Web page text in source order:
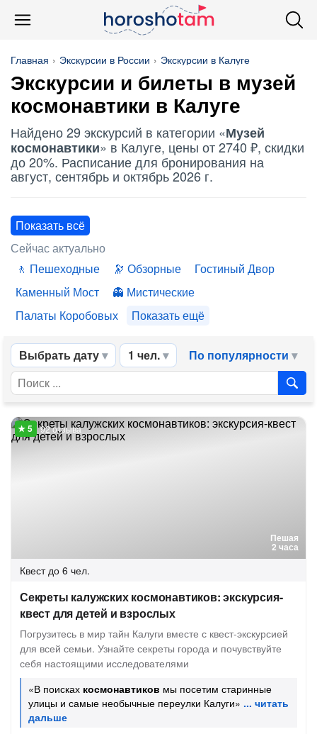
Главная Экскурсии в России Экскурсии в Калуге
Экскурсии и билеты в музей
космонавтики в Калуге
Найдено 29 экскурсий в категории «Музей
космонавтики» в Калуге, цены от 2740 ₽, скидки
до 20%. Расписание для бронирования на
август, сентябрь и октябрь 2026 г.
Показать всё
Сейчас актуально
Пешеходные
Обзорные
Гостиный Двор
Каменный Мост
Мистические
Палаты Коробовых
Показать ещё
Выбрать дату 1 чел. По популярности
Пешая
2 часа
92 отзыва
Квест до 6 чел.
Секреты калужских космонавтиков: экскурсия-
квест для детей и взрослых
Погрузитесь в мир тайн Калуги вместе с квест-экскурсией
для всей семьи. Узнайте секреты города и почувствуйте
себя настоящими исследователями
«В поисках космонавтиков мы посетим старинные
улицы и самые необычные переулки Калуги»